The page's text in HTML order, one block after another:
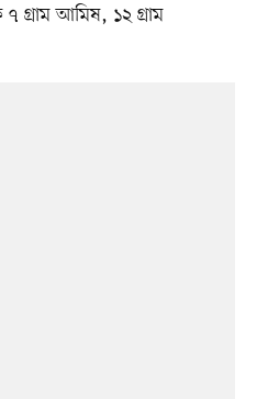
গ্রাম আমিষ, ১২ গ্রাম